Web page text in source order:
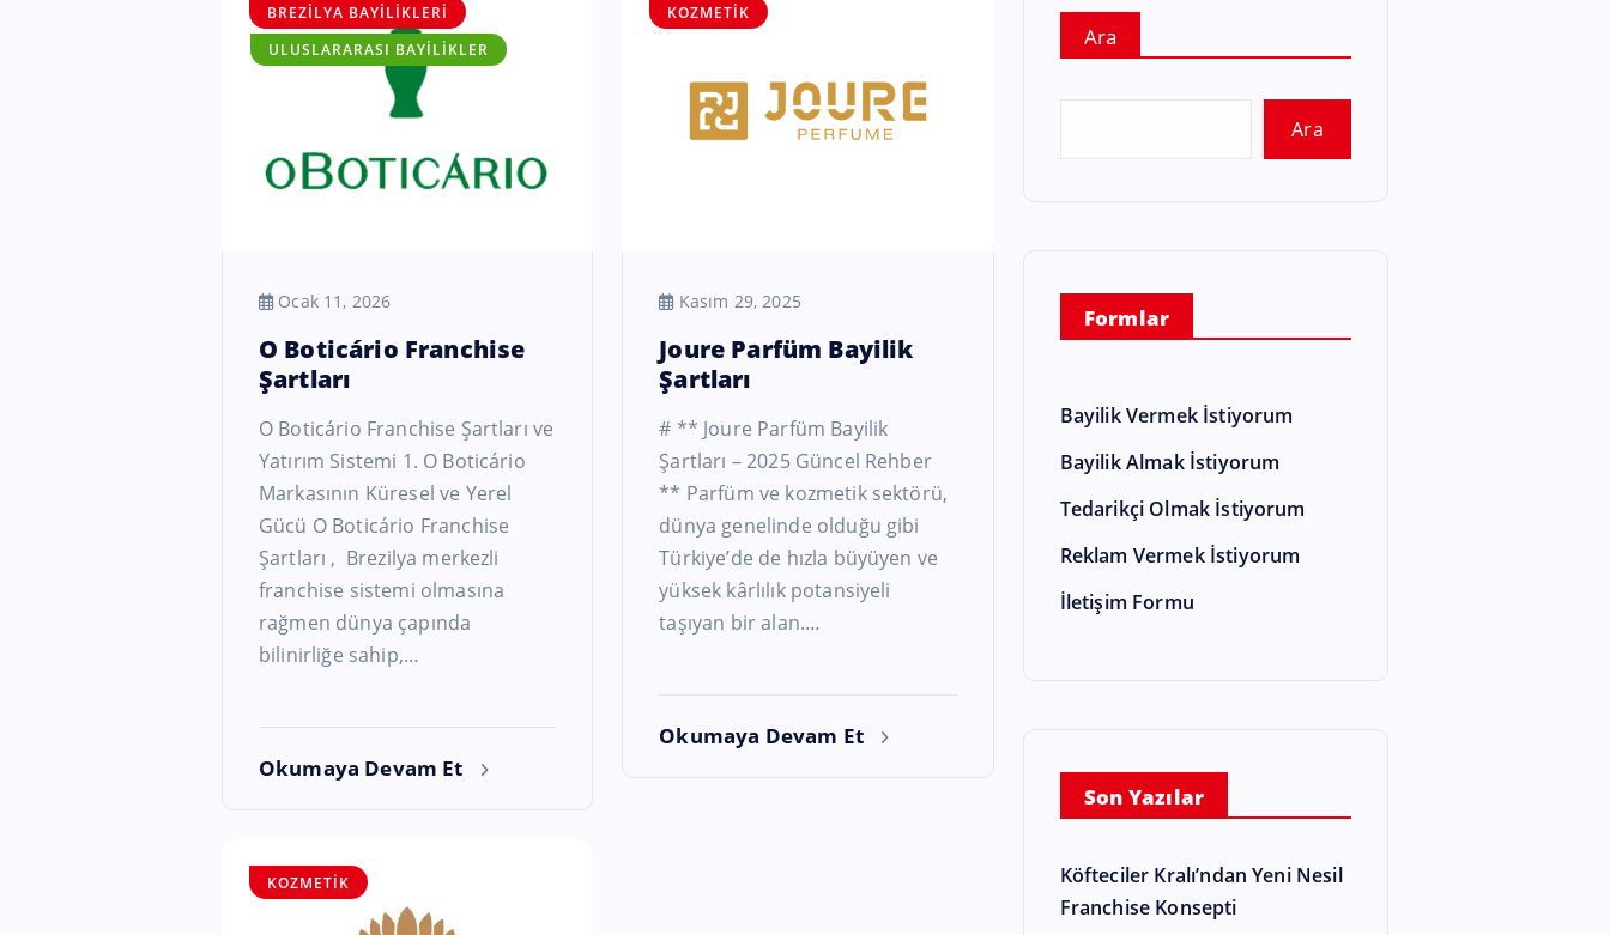
BREZILYA BAYILIKLERI
ULUSLARARASI BAYILIKLER
Ocak 11, 2026
O Boticário Franchise
Şartları
O Boticário Franchise Şartları ve
Yatırım Sistemi 1. O Boticário
Markasının Küresel ve Yerel
Gücü O Boticário Franchise
Şartları , Brezilya merkezli
franchise sistemi olmasına
rağmen dünya çapında
bilinirliğe sahip,…
Okumaya Devam Et
KOZMETIK
Kasım 29, 2025
Joure Parfüm Bayilik
Şartları
# ** Joure Parfüm Bayilik
Şartları – 2025 Güncel Rehber
** Parfüm ve kozmetik sektörü,
dünya genelinde olduğu gibi
Türkiye’de de hızla büyüyen ve
yüksek kârlılık potansiyeli
taşıyan bir alan.…
Okumaya Devam Et
KOZMETIK
Ara
Ara
Formlar
Bayilik Vermek İstiyorum
Bayilik Almak İstiyorum
Tedarikçi Olmak İstiyorum
Reklam Vermek İstiyorum
İletişim Formu
Son Yazılar
Köfteciler Kralı’ndan Yeni Nesil
Franchise Konsepti